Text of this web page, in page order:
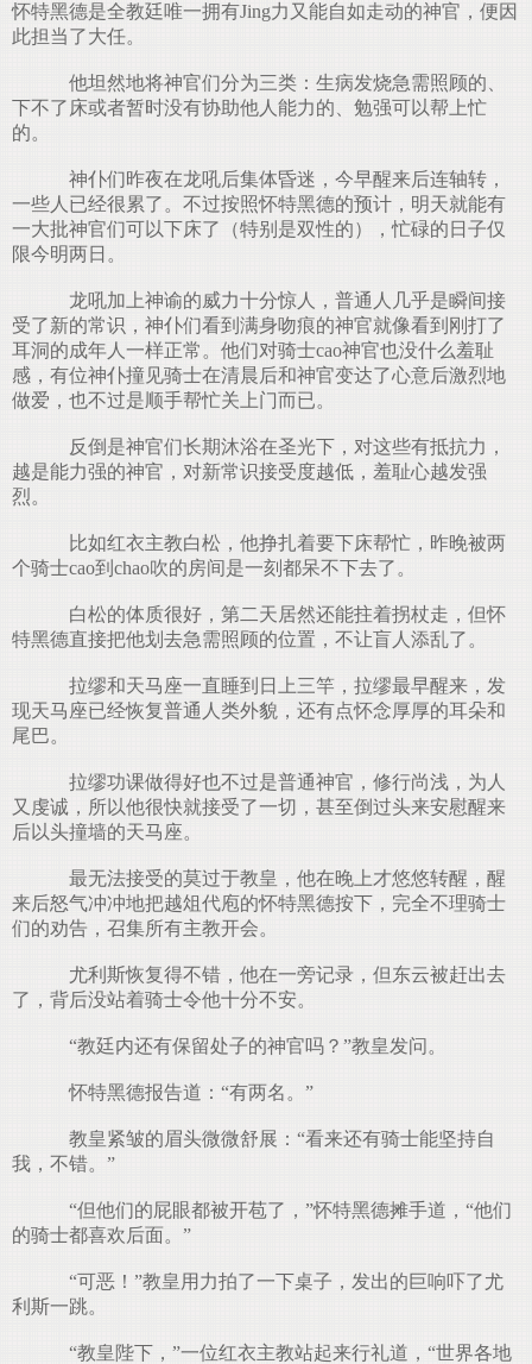
怀特黑德是全教廷唯一拥有Jing力又能自如走动的神官，便因
此担当了大任。
他坦然地将神官们分为三类：生病发烧急需照顾的、
下不了床或者暂时没有协助他人能力的、勉强可以帮上忙
的。
神仆们昨夜在龙吼后集体昏迷，今早醒来后连轴转，
一些人已经很累了。不过按照怀特黑德的预计，明天就能有
一大批神官们可以下床了（特别是双性的），忙碌的日子仅
限今明两日。
龙吼加上神谕的威力十分惊人，普通人几乎是瞬间接
受了新的常识，神仆们看到满身吻痕的神官就像看到刚打了
耳洞的成年人一样正常。他们对骑士cao神官也没什么羞耻
感，有位神仆撞见骑士在清晨后和神官变达了心意后激烈地
做爱，也不过是顺手帮忙关上门而已。
反倒是神官们长期沐浴在圣光下，对这些有抵抗力，
越是能力强的神官，对新常识接受度越低，羞耻心越发强
烈。
比如红衣主教白松，他挣扎着要下床帮忙，昨晚被两
个骑士cao到chao吹的房间是一刻都呆不下去了。
白松的体质很好，第二天居然还能拄着拐杖走，但怀
特黑德直接把他划去急需照顾的位置，不让盲人添乱了。
拉缪和天马座一直睡到日上三竿，拉缪最早醒来，发
现天马座已经恢复普通人类外貌，还有点怀念厚厚的耳朵和
尾巴。
拉缪功课做得好也不过是普通神官，修行尚浅，为人
又虔诚，所以他很快就接受了一切，甚至倒过头来安慰醒来
后以头撞墙的天马座。
最无法接受的莫过于教皇，他在晚上才悠悠转醒，醒
来后怒气冲冲地把越俎代庖的怀特黑德按下，完全不理骑士
们的劝告，召集所有主教开会。
尤利斯恢复得不错，他在一旁记录，但东云被赶出去
了，背后没站着骑士令他十分不安。
“教廷内还有保留处子的神官吗？”教皇发问。
怀特黑德报告道：“有两名。”
教皇紧皱的眉头微微舒展：“看来还有骑士能坚持自
我，不错。”
“但他们的屁眼都被开苞了，”怀特黑德摊手道，“他们
的骑士都喜欢后面。”
“可恶！”教皇用力拍了一下桌子，发出的巨响吓了尤
利斯一跳。
“教皇陛下，”一位红衣主教站起来行礼道，“世界各地